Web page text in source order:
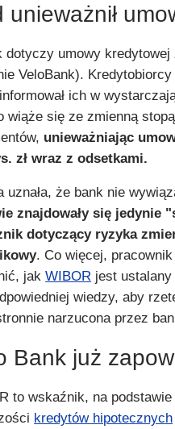
unieważnił
dotyczy umowy
VeloBank).
ich w
wiąże się ze zmienną
unieważniając
zł wraz z odsetkami.
uznała, że bank nie
znajdowały się jedynie
dotyczący ryzyka
. Co więcej,
jakWIBOR jest ustalany
wiedzy, aby
narzucona przez
Bank już
to wskaźnik, na
kredytów hipotecznych